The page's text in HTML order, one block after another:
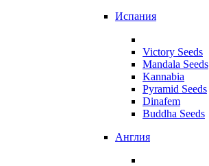
Испания
Victory Seeds
Mandala Seeds
Kannabia
Pyramid Seeds
Dinafem
Buddha Seeds
Англия